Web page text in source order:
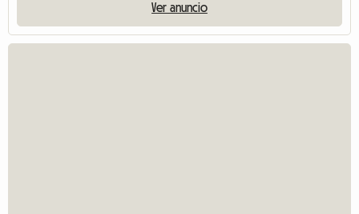
Ver anuncio